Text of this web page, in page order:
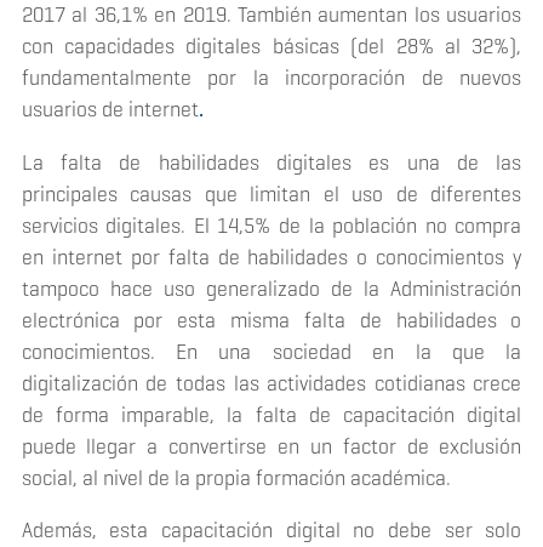
2017 al 36,1% en 2019. También aumentan los usuarios
con capacidades digitales básicas (del 28% al 32%),
fundamentalmente por la incorporación de nuevos
usuarios de internet.
La falta de habilidades digitales es una de las
principales causas que limitan el uso de diferentes
servicios digitales. El 14,5% de la población no compra
en internet por falta de habilidades o conocimientos y
tampoco hace uso generalizado de la Administración
electrónica por esta misma falta de habilidades o
conocimientos. En una sociedad en la que la
digitalización de todas las actividades cotidianas crece
de forma imparable, la falta de capacitación digital
puede llegar a convertirse en un factor de exclusión
social, al nivel de la propia formación académica.
Además, esta capacitación digital no debe ser solo